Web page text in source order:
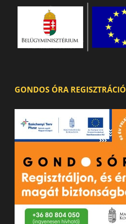
GONDOS ÓRA REGISZTRÁCIÓ